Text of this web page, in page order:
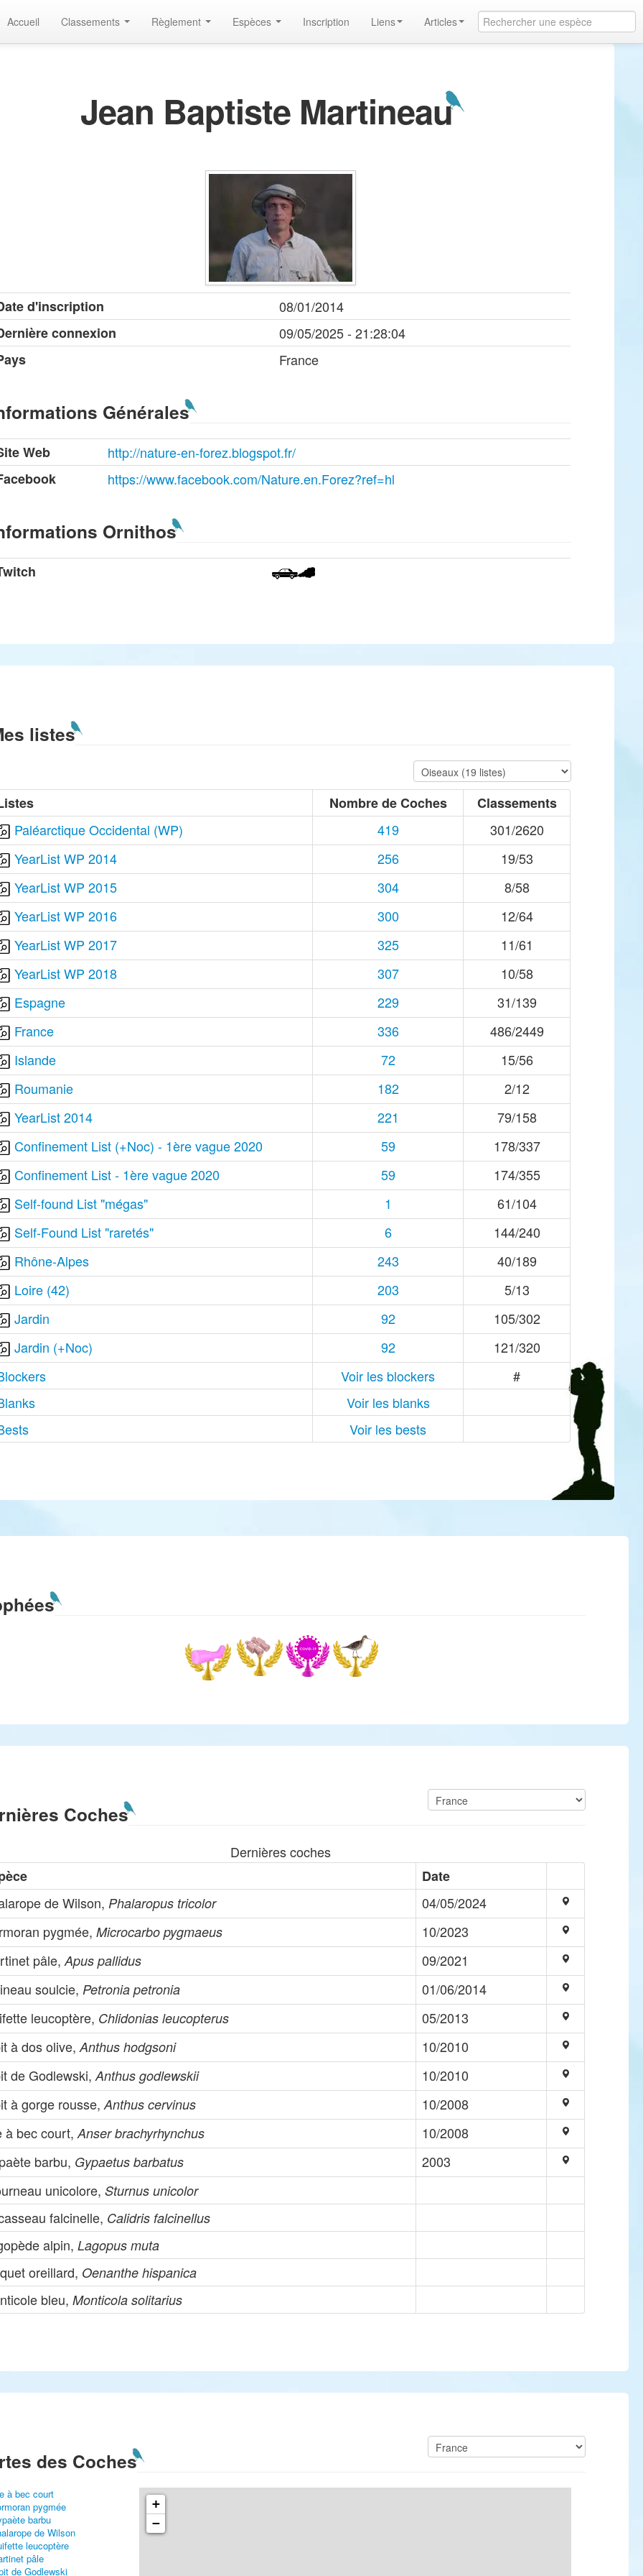
Accueil Classements Règlement Espèces Inscription Liens Articles
Jean Baptiste Martineau
d'inscription
08/01/2014
connexion
09/05/2025 - 21:28:04
France
Générales
Web
http://nature-en-forez.blogspot.fr/
https://www.facebook.com/Nature.en.Forez?ref=hl
Ornithos
listes
Nombre de Coches
Classements
Paléarctique Occidental (WP)
419
301/2620
YearList WP 2014
256
19/53
YearList WP 2015
304
8/58
YearList WP 2016
300
12/64
YearList WP 2017
325
11/61
YearList WP 2018
307
10/58
Espagne
229
31/139
France
336
486/2449
Islande
72
15/56
Roumanie
182
2/12
YearList 2014
221
79/158
Confinement List (+Noc) - 1ère vague 2020
59
178/337
Confinement List - 1ère vague 2020
59
174/355
Self-found List "mégas"
1
61/104
Self-Found List "raretés"
6
144/240
Rhône-Alpes
243
40/189
Loire (42)
203
5/13
Jardin
92
105/302
Jardin (+Noc)
92
121/320
Voir les blockers
#
Voir les blanks
Voir les bests
Coches
Dernières coches
Date
de Wilson, Phalaropus tricolor
04/05/2024
pygmée,Microcarbo pygmaeus
10/2023
pâle,Apus pallidus
09/2021
soulcie, Petronia petronia
01/06/2014
leucoptère, Chlidonias leucopterus
05/2013
à dos olive,Anthus hodgsoni
10/2010
de Godlewski,Anthus godlewskii
10/2010
à gorge rousse,Anthus cervinus
10/2008
à bec court,Anser brachyrhynchus
10/2008
barbu, Gypaetus barbatus
2003
unicolore,Sturnus unicolor
falcinelle, Calidris falcinellus
alpin,Lagopus muta
oreillard, Oenanthe hispanica
bleu,Monticola solitarius
des Coches
à bec court
pygmée
barbu
de Wilson
leucoptère
pâle
de Godlewski
+
−